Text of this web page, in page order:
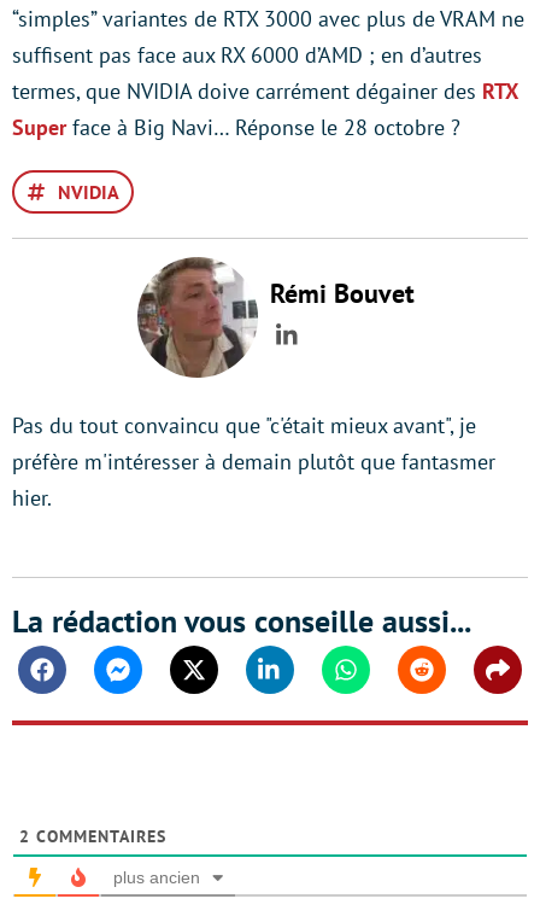
“simples” variantes de RTX 3000 avec plus de VRAM ne
suffisent pas face aux RX 6000 d’AMD ; en d’autres
termes, que NVIDIA doive carrément dégainer des RTX
Superface à Big Navi… Réponse le 28 octobre ?
NVIDIA
Rémi Bouvet
LinkedIn
Pas du tout convaincu que "c'était mieux avant", je
préfère m'intéresser à demain plutôt que fantasmer
hier.
La rédaction vous conseille aussi...
FacebookMessengerTwitter Linkedin WhatsappReddit
2 COMMENTAIRES
plus ancien